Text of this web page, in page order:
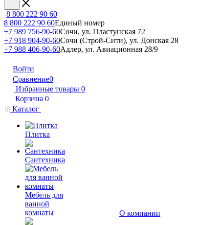
8 800 222 90 60
8 800 222 90 60Единый номер
+7 989 756-90-60Сочи, ул. Пластунская 72
+7 918 904-90-60Сочи (Строй-Сити), ул. Донская 28
+7 988 406-90-60Адлер, ул. Авиационная 28/9
Войти
Сравнение0
Избранные товары 0
Корзина 0
Каталог
Плитка
Сантехника
Мебель для
ванной
комнаты
О компании